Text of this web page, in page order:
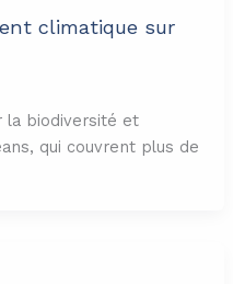
climatique sur
la biodiversité et
qui couvrent plus de